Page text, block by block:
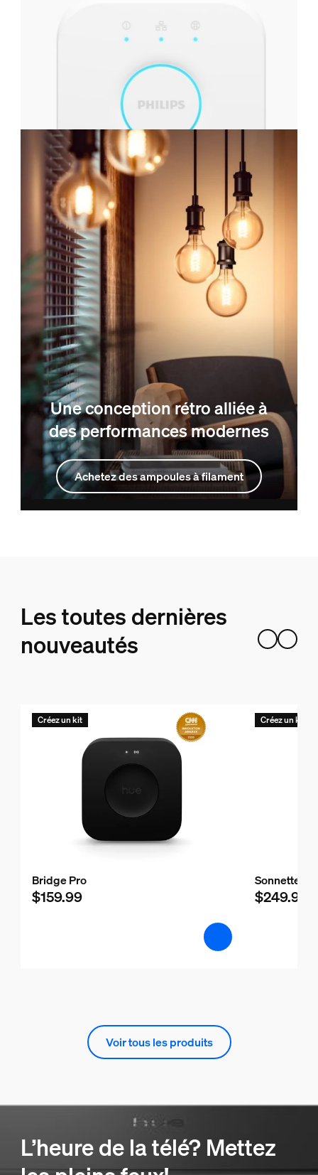
Une conception rétro alliée à
des performances modernes
Achetez des ampoules à filament
Les toutes dernières
nouveautés
Créez un kit
Bridge Pro
$159.99
Créez un kit
Sonnette
$249.99
Voir tous les produits
L’heure de la télé? Mettez